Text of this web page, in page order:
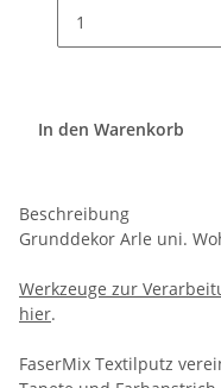
In den Warenkorb
Beschreibung
Grunddekor Arle uni.
Werkzeuge zur
hier.
FaserMix Textilputz